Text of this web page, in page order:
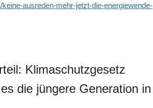
ausreden-mehr-jetzt-die-energiewende-
Klimaschutzgesetz
die jüngere Generation in